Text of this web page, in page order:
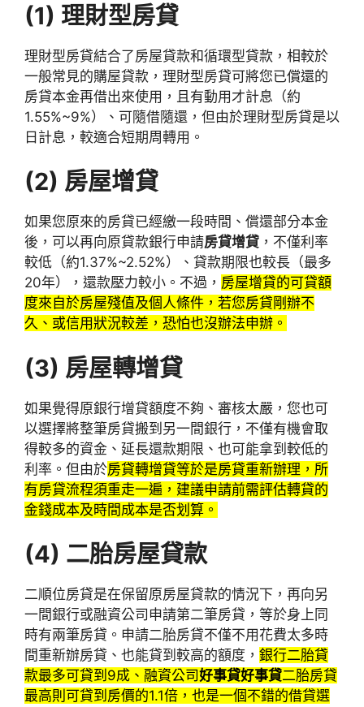
(1) 理財型房貸
理財型房貸結合了房屋貸款和循環型貸款，相較於
一般常見的購屋貸款，理財型房貸可將您已償還的
房貸本金再借出來使用，且有動用才計息（約
1.55%~9%）、可隨借隨還，但由於理財型房貸是以
日計息，較適合短期周轉用。
(2) 房屋增貸
如果您原來的房貸已經繳一段時間、償還部分本金
後，可以再向原貸款銀行申請房貸增貸 ，不僅利率
較低（約1.37%~2.52%）、貸款期限也較長（最多
20年），還款壓力較小。不過， 房屋增貸的可貸額
度來自於房屋殘值及個人條件，若您房貸剛辦不
久、或信用狀況較差，恐怕也沒辦法申辦。
(3) 房屋轉增貸
如果覺得原銀行增貸額度不夠、審核太嚴，您也可
以選擇將整筆房貸搬到另一間銀行，不僅有機會取
得較多的資金、延長還款期限、也可能拿到較低的
利率。但由於房貸轉增貸等於是房貸重新辦理，所
有房貸流程須重走一遍，建議申請前需評估轉貸的
金錢成本及時間成本是否划算。
(4) 二胎房屋貸款
二順位房貸是在保留原房屋貸款的情況下，再向另
一間銀行或融資公司申請第二筆房貸，等於身上同
時有兩筆房貸。申請二胎房貸不僅不用花費太多時
間重新辦房貸、也能貸到較高的額度， 銀行二胎貸
款最多可貸到9成、融資公司好事貸好事貸二胎房貸
最高則可貸到房價的1.1倍，也是一個不錯的借貸選